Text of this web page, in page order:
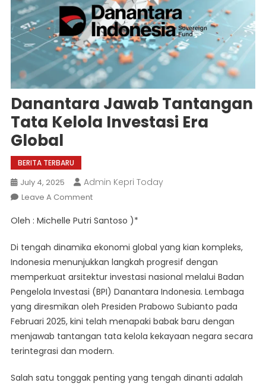
Danantara Jawab Tantangan
Tata Kelola Investasi Era
Global
BERITA TERBARU
July 4, 2025 Admin Kepri Today
Leave A CommentOn
Jawab
Tata
Kelola
Investasi
Era
Global
Oleh : Michelle Putri Santoso )*
Di tengah dinamika ekonomi global yang kian kompleks,
Indonesia menunjukkan langkah progresif dengan
memperkuat arsitektur investasi nasional melalui Badan
Pengelola Investasi (BPI) Danantara Indonesia. Lembaga
yang diresmikan oleh Presiden Prabowo Subianto pada
Februari 2025, kini telah menapaki babak baru dengan
menjawab tantangan tata kelola kekayaan negara secara
terintegrasi dan modern.
Salah satu tonggak penting yang tengah dinanti adalah